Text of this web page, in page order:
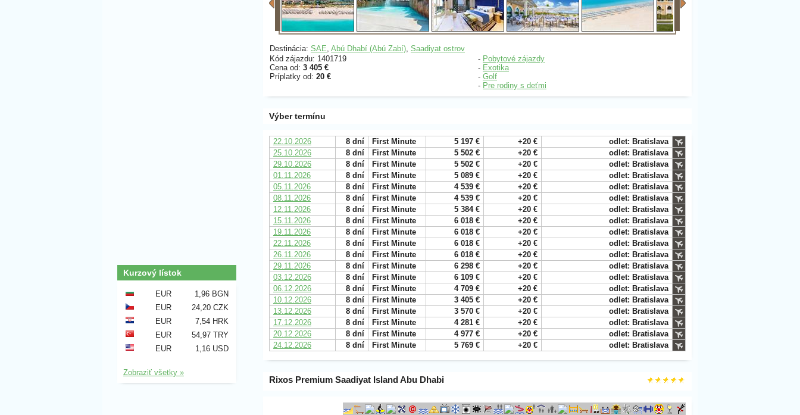
Destinácia: SAE, Abú Dhabí (Abú Zabí), Saadiyat ostrov
Kód zájazdu: 1401719
Cena od: 3 405 €
Príplatky od: 20 €
- Pobytové zájazdy
- Exotika
- Golf
- Pre rodiny s deťmi
Výber termínu
22.10.2026 8 dní First Minute 5 197 € +20 €
odlet: Bratislava
25.10.2026
8 dní First Minute 5 502 € +20 €
odlet: Bratislava
29.10.2026
8 dní First Minute 5 502 € +20 €
odlet: Bratislava
01.11.2026
8 dní First Minute 5 089 € +20 €
odlet: Bratislava
05.11.2026
8 dní First Minute 4 539 € +20 €
odlet: Bratislava
08.11.2026
8 dní First Minute 4 539 € +20 €
odlet: Bratislava
12.11.2026
8 dní First Minute 5 384 € +20 €
odlet: Bratislava
15.11.2026
8 dní First Minute 6 018 € +20 €
odlet: Bratislava
19.11.2026
8 dní First Minute 6 018 € +20 €
odlet: Bratislava
22.11.2026
8 dní First Minute 6 018 € +20 €
odlet: Bratislava
26.11.2026
8 dní First Minute 6 018 € +20 €
odlet: Bratislava
29.11.2026
8 dní First Minute 6 298 € +20 €
odlet: Bratislava
03.12.2026
8 dní First Minute 6 109 € +20 €
odlet: Bratislava
06.12.2026
8 dní First Minute 4 709 € +20 €
odlet: Bratislava
10.12.2026
8 dní First Minute 3 405 € +20 €
odlet: Bratislava
13.12.2026
8 dní First Minute 3 570 € +20 €
odlet: Bratislava
17.12.2026
8 dní First Minute 4 281 € +20 €
odlet: Bratislava
20.12.2026
8 dní First Minute 4 977 € +20 €
odlet: Bratislava
24.12.2026
8 dní First Minute 5 769 € +20 € odlet: Bratislava
Rixos Premium Saadiyat Island Abu Dhabi
Kurzový lístok
EUR
1,96 BGN
EUR
24,20 CZK
EUR
7,54 HRK
EUR
54,97 TRY
EUR
1,16 USD
Zobraziť všetky »